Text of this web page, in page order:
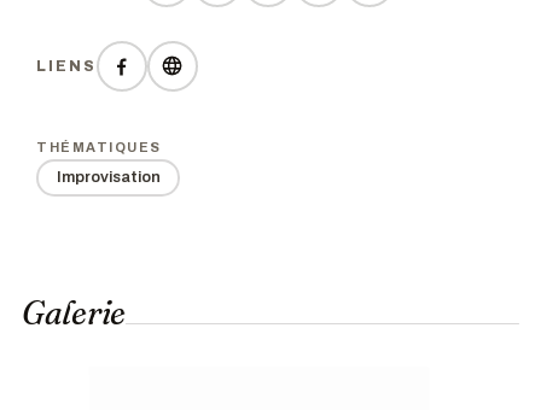
LIENS
THÉMATIQUES
Improvisation
Galerie